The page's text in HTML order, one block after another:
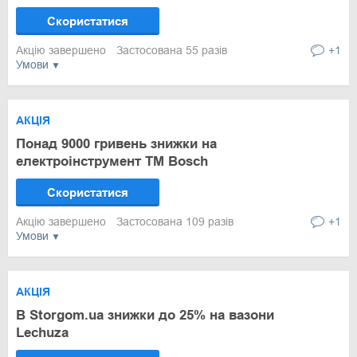
Умови
Скористатися
Акцію завершено Застосована 55 разів +1
Умови
АКЦІЯ
Понад 9000 гривень знижки на
електроінструмент ТМ Bosch
Скористатися
Акцію завершено Застосована 109 разів +1
АКЦІЯ
В Storgom.ua знижки до 25% на вазони
Lechuza